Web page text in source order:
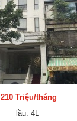
210 Triệu/tháng
lầu: 4L